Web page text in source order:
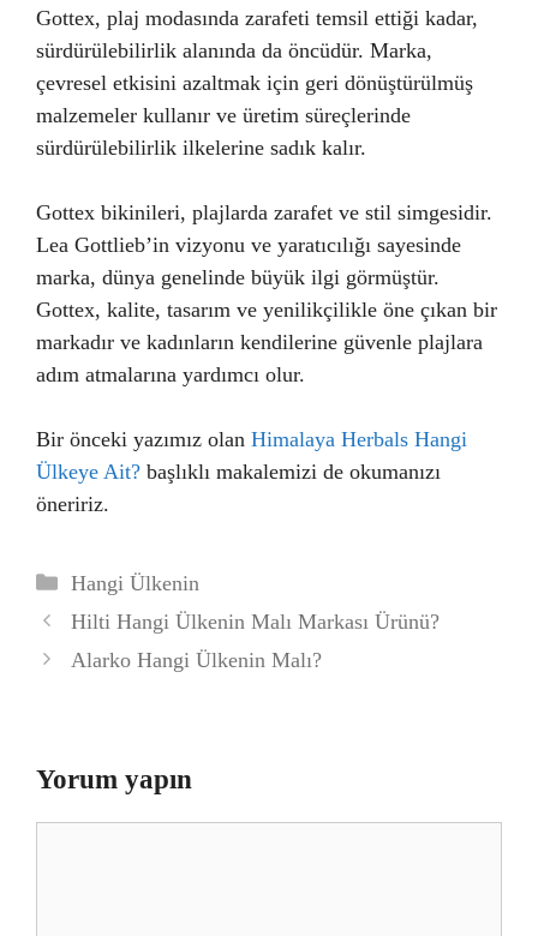
Gottex, plaj modasında zarafeti temsil ettiği kadar,
sürdürülebilirlik alanında da öncüdür. Marka,
çevresel etkisini azaltmak için geri dönüştürülmüş
malzemeler kullanır ve üretim süreçlerinde
sürdürülebilirlik ilkelerine sadık kalır.
Gottex bikinileri, plajlarda zarafet ve stil simgesidir.
Lea Gottlieb’in vizyonu ve yaratıcılığı sayesinde
marka, dünya genelinde büyük ilgi görmüştür.
Gottex, kalite, tasarım ve yenilikçilikle öne çıkan bir
markadır ve kadınların kendilerine güvenle plajlara
adım atmalarına yardımcı olur.
Bir önceki yazımız olan Himalaya Herbals Hangi
Ülkeye Ait? başlıklı makalemizi de okumanızı
öneririz.
Kategoriler
Hangi Ülkenin
Hilti Hangi Ülkenin Malı Markası Ürünü?
Alarko Hangi Ülkenin Malı?
Yorum yapın